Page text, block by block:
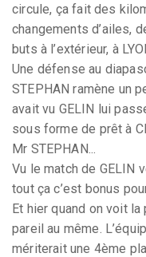
circule, ça fait des
changements d’ailes,
buts à l’extérieur, à
Une défense au
STEPHAN ramène un
avait vu GELIN lui
sous forme de prêt à
Mr STEPHAN...
Vu le match de GELIN
tout ça c’est bonus
Et hier quand on voit la
pareil au même.
mériterait une 4ème